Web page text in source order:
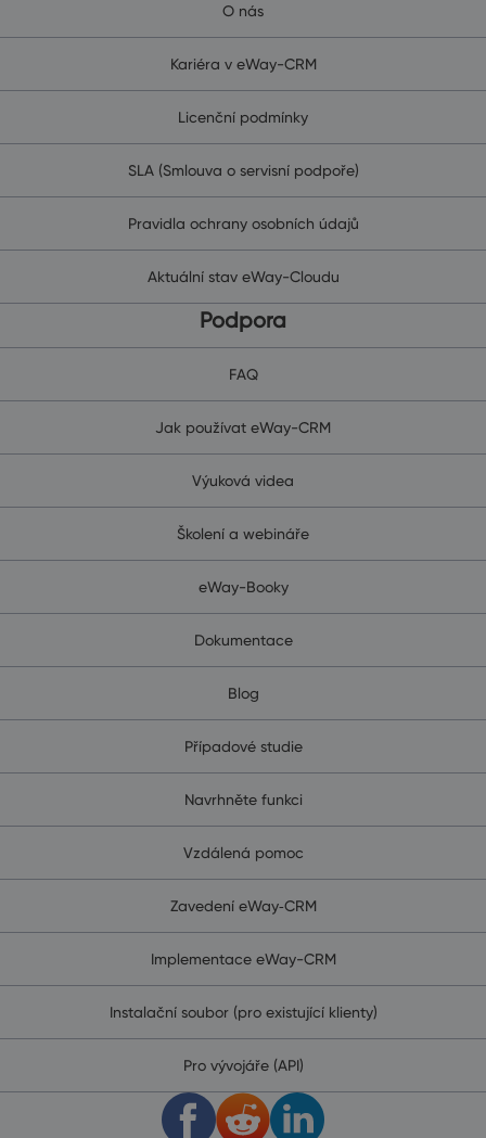
O nás
Kariéra v eWay-CRM
Licenční podmínky
SLA (Smlouva o servisní podpoře)
Pravidla ochrany osobních údajů
Aktuální stav eWay-Cloudu
Podpora
FAQ
Jak používat eWay-CRM
Výuková videa
Školení a webináře
eWay-Booky
Dokumentace
Blog
Případové studie
Navrhněte funkci
Vzdálená pomoc
Zavedení eWay‑CRM
Implementace eWay-CRM
Instalační soubor (pro existující klienty)
Pro vývojáře (API)